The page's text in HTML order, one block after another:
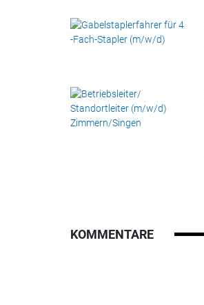
KOMMENTARE